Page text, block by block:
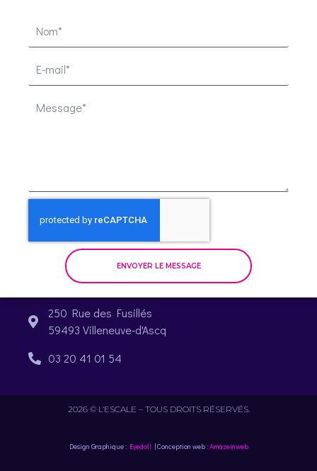
ENVOYER LE MESSAGE
250 Rue des Fusillés
59493 Villeneuve-d'Ascq
03 20 41 01 54
2026 © L’ESCALE – TOUS DROITS RÉSERVÉS.
Design Graphique : Eyedoll | Conception web :Amazeinweb